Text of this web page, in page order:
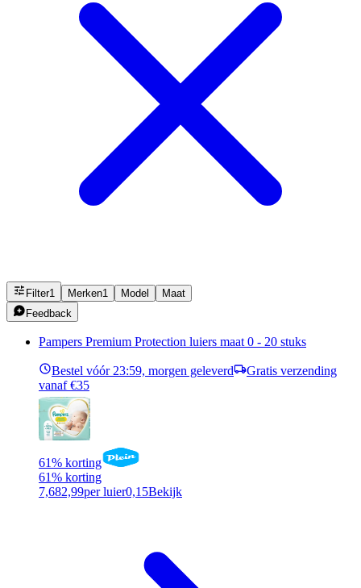
Filter1 Merken1 Model
Maat
Feedback
Pampers Premium Protection luiers maat 0 - 20 stuks
Bestel vóór 23:59, morgen geleverd
Gratis verzending
vanaf €35
61% korting
61% korting
7,682,99per luier0,15Bekijk